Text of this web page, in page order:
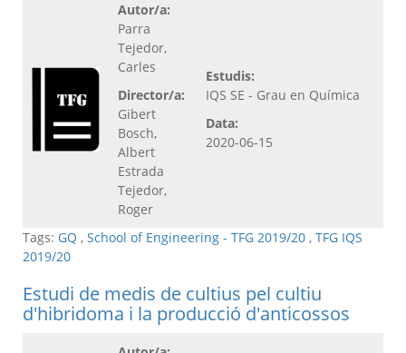
Autor/a:
Parra
Tejedor,
Carles
Director/a:
Gibert
Bosch,
Albert
Estrada
Tejedor,
Roger
Estudis:
IQS SE - Grau en Química
Data:
2020-06-15
Tags: GQ , School of Engineering - TFG 2019/20 , TFG IQS
2019/20
Estudi de medis de cultius pel cultiu
d'hibridoma i la producció d'anticossos